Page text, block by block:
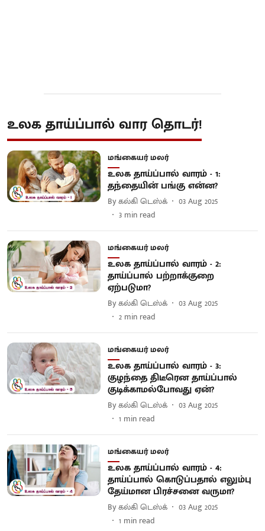
உலக தாய்ப்பால் வார தொடர்!
மங்கையர் மலர்
உலக தாய்ப்பால் வாரம் - 1:
தந்தையின் பங்கு என்ன?
Byகல்கி டெஸ்க்
03 Aug 2025
3 min read
மங்கையர் மலர்
உலக தாய்ப்பால் வாரம் - 2:
தாய்ப்பால் பற்றாக்குறை
ஏற்படுமா?
Byகல்கி டெஸ்க்
03 Aug 2025
2 min read
மங்கையர் மலர்
உலக தாய்ப்பால் வாரம் - 3:
குழந்தை திடீரென தாய்ப்பால்
குடிக்காமல்போவது ஏன்?
Byகல்கி டெஸ்க்
03 Aug 2025
1 min read
மங்கையர் மலர்
உலக தாய்ப்பால் வாரம் - 4:
தாய்ப்பால் கொடுப்பதால் எலும்பு
தேய்மான பிரச்சனை வருமா?
Byகல்கி டெஸ்க்
03 Aug 2025
1 min read